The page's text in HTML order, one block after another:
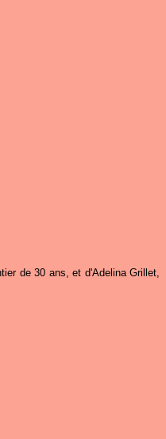
de 30 ans, et d'Adelina Grillet,